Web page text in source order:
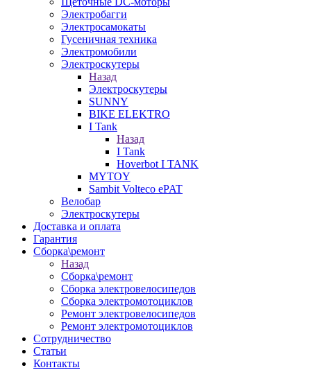
Электробагги
Электросамокаты
Гусеничная техника
Электромобили
Электроскутеры
Назад
Электроскутеры
SUNNY
BIKE ELEKTRO
I Tank
Назад
I Tank
Hoverbot I TANK
MYTOY
Sambit Volteco ePAT
Велобар
Электроскутеры
Доставка и оплата
Гарантия
Сборка\ремонт
Назад
Сборка\ремонт
Сборка электровелосипедов
Сборка электромотоциклов
Ремонт электровелосипедов
Ремонт электромотоциклов
Сотрудничество
Статьи
Контакты